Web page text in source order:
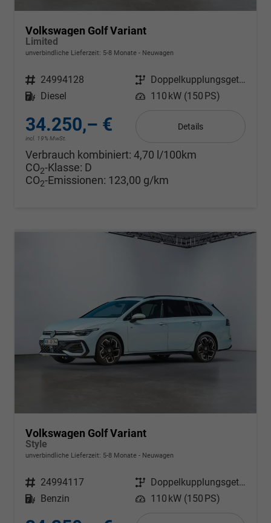
Volkswagen Golf Variant
Limited
unverbindliche Lieferzeit: 5-8 Monate Neuwagen
Fahrzeugnr. 24994128 Getriebe
Doppelkupplungsgetriebe (DSG)
Kraftstoff
Diesel Leistung 110 kW (150 PS)
34.250,– €
incl. 19% MwSt.
Details
Verbrauch kombiniert: 4,70 l/100km
CO2-Klasse: D
CO2-Emissionen: 123,00 g/km
Volkswagen Golf Variant
Style
unverbindliche Lieferzeit: 5-8 Monate Neuwagen
Fahrzeugnr. 24994117 Getriebe
Doppelkupplungsgetriebe (DSG)
Kraftstoff
Benzin Leistung 110 kW (150 PS)